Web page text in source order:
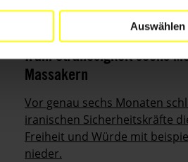
Auswählen
IRAN
Iran: Straflosigkeit sechs
Massakern
Vor genau sechs Monaten
iranischen Sicherheitskräfte
Freiheit und Würde mit
nieder.